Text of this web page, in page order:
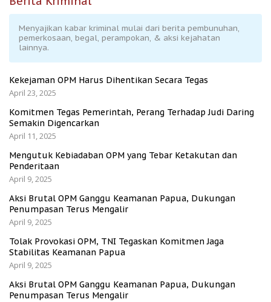
Menyajikan kabar kriminal mulai dari berita pembunuhan,
pemerkosaan, begal, perampokan, & aksi kejahatan
lainnya.
Kekejaman OPM Harus Dihentikan Secara Tegas
April 23, 2025
Komitmen Tegas Pemerintah, Perang Terhadap Judi Daring
Semakin Digencarkan
April 11, 2025
Mengutuk Kebiadaban OPM yang Tebar Ketakutan dan
Penderitaan
April 9, 2025
Aksi Brutal OPM Ganggu Keamanan Papua, Dukungan
Penumpasan Terus Mengalir
April 9, 2025
Tolak Provokasi OPM, TNI Tegaskan Komitmen Jaga
Stabilitas Keamanan Papua
April 9, 2025
Aksi Brutal OPM Ganggu Keamanan Papua, Dukungan
Penumpasan Terus Mengalir